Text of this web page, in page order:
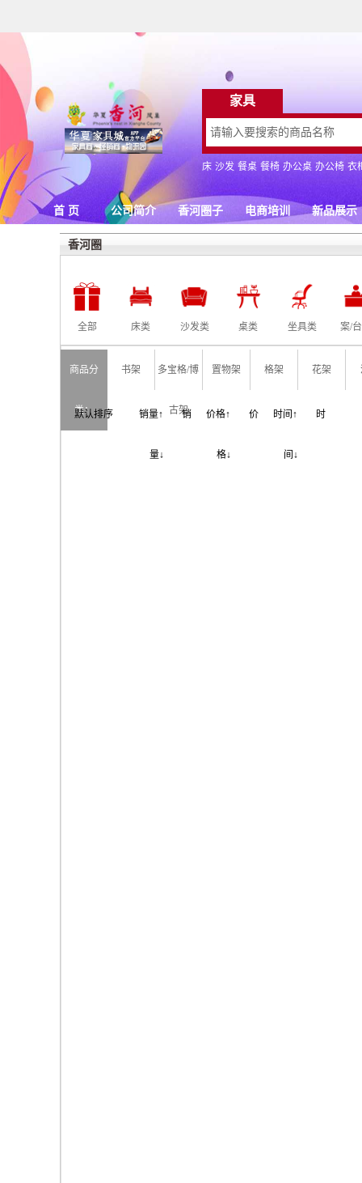
香河圈
全部 床类 沙发类 桌类 坐具类 案/
商品分
类：
书架 多宝格/博
古架
置物架 格架 花架
默认排序 销量↑ 销
量↓
价格↑ 价
格↓
时间↑ 时
间↓